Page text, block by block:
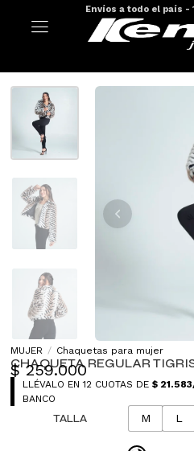
Envíos a todo el país -
MUJER / Chaquetas para mujer
CHAQUETA REGULAR
$259.000
LLÉVALO EN 12 CUOTAS DE$ 21.583
BANCO
TALLA M L